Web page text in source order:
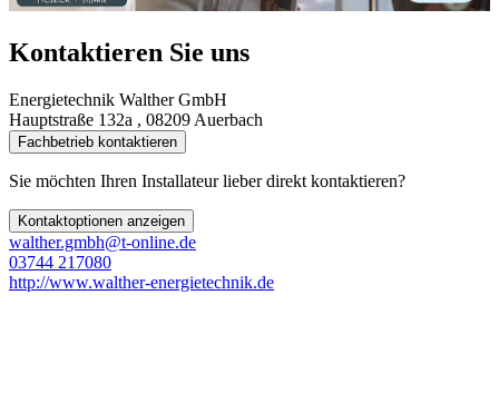
Kontaktieren Sie uns
Energietechnik Walther GmbH
Hauptstraße 132a , 08209 Auerbach
Fachbetrieb kontaktieren
Sie möchten Ihren Installateur lieber direkt kontaktieren?
Kontaktoptionen anzeigen
walther.gmbh@t-online.de
03744 217080
http://www.walther-energietechnik.de